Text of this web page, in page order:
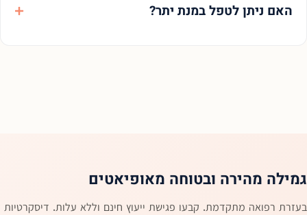
האם ניתן לטפל במנת יתר?
גמילה מהירה ובטוחה מאופיאטים
בעזרת רפואה מתקדמת. קבעו פגישת ייעוץ חינם וללא עלות. דיסקרטיות